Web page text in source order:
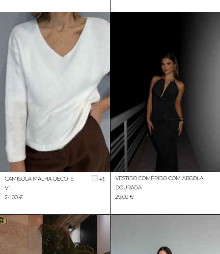
CAMISOLA MALHA DECOTE
V
+1
24.00 €
VESTIDO COMPRIDO COM ARGOLA
DOURADA
29.00 €